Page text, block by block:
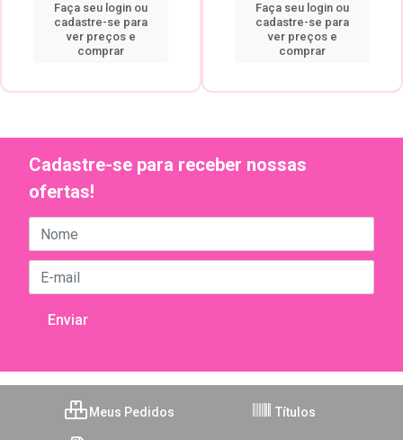
Faça seu login ou
cadastre-se para
ver preços e
comprar
Faça seu login ou
cadastre-se para
ver preços e
comprar
Cadastre-se para receber nossas
ofertas!
Meus Pedidos Títulos